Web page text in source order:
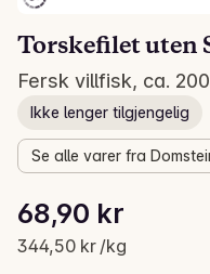
Torskefilet uten
Fersk villfisk, ca.
Ikke lenger tilgjengelig
Se alle varer fra
Gjeldende pris er: 68,90
68,90 kr
344,50 kr /kg
Stykkpris: 344,50 kr /kg